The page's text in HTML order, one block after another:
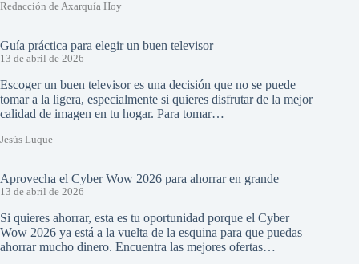
Redacción de Axarquía Hoy
Guía práctica para elegir un buen televisor
13 de abril de 2026
Escoger un buen televisor es una decisión que no se puede
tomar a la ligera, especialmente si quieres disfrutar de la mejor
calidad de imagen en tu hogar. Para tomar…
Jesús Luque
Aprovecha el Cyber Wow 2026 para ahorrar en grande
13 de abril de 2026
Si quieres ahorrar, esta es tu oportunidad porque el Cyber
Wow 2026 ya está a la vuelta de la esquina para que puedas
ahorrar mucho dinero. Encuentra las mejores ofertas…